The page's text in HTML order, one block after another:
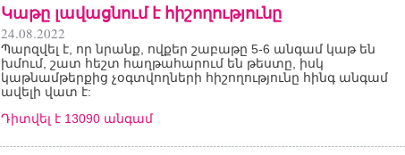
Կաթը լավացնում է հիշողությունը
24.08.2022
Պարզվել է, որ նրանք, ովքեր շաբաթը 5-6 անգամ կաթ են
խմում, շատ հեշտ հաղթահարում են թեստը, իսկ
կաթնամթերքից չօգտվողների հիշողությունը հինգ անգամ
ավելի վատ է:
Դիտվել է 13090 անգամ